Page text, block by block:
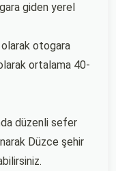
giden yerel
otogara
ortalama 40-
düzenli sefer
Düzce şehir